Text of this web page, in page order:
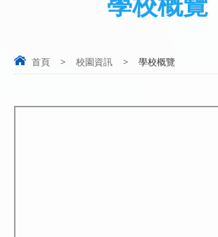
首頁 > 校園資訊 > 學校概覽